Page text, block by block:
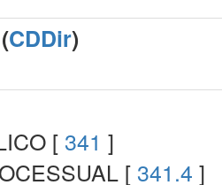
CDDir)
[ 341 ]
[ 341.4 ]